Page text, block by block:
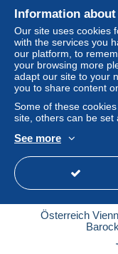
Status
New
Österreich
Information
Our site uses cookies
with the services you
our platform, to
your browsing more
adapt our site to your
you to share content
Some of these
site, others can be set
See more